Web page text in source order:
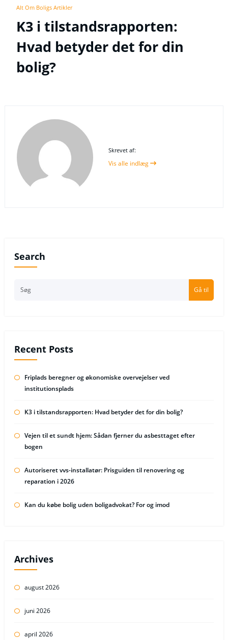
Alt Om Boligs Artikler
K3 i tilstandsrapporten:
Hvad betyder det for din
bolig?
Skrevet af:
Vis alle indlæg
Search
Gå til
Recent Posts
Friplads beregner og økonomiske overvejelser ved
institutionsplads
K3 i tilstandsrapporten: Hvad betyder det for din bolig?
Vejen til et sundt hjem: Sådan fjerner du asbesttaget efter
bogen
Autoriseret vvs-installatør: Prisguiden til renovering og
reparation i 2026
Kan du købe bolig uden boligadvokat? For og imod
Archives
august 2026
juni 2026
april 2026